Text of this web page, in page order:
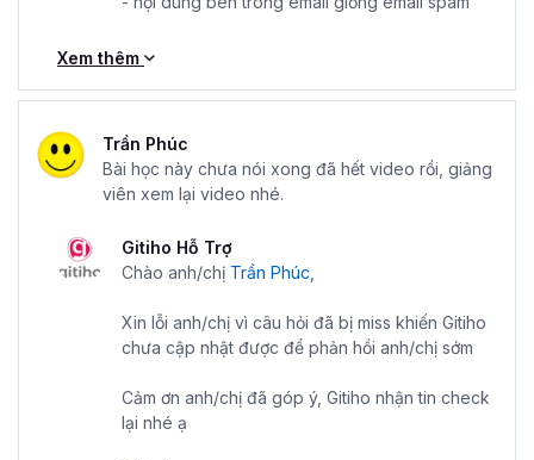
được Gitiho cung cấp giấy chứng nhận đã hoàn thành
Gitiho giúp bạn khẳng định được chuyên môn cũng như
kỹ năng của mình và gây được ấn tượng tốt với nhà tuyển
dụng bởi sự ham học hỏi.
Khóa học Xây dựng Chiến lược Email Marketing A-Z:
Bí quyết Tăng trưởng Bền vững là cơ hội tuyệt vời để
thành công trong lĩnh vực email marketing. Đăng ký
khóa học Email Marketing ngay hôm nay để bắt đầu
hành trình của bạn trong việc tăng doanh số bán
hàng và tiếp cận khách hàng tiềm năng.
Xem thêm
Trần Phúc
Bài học này chưa nói xong đã hết video rồi, giảng
viên xem lại video nhé.
Gitiho Hỗ Trợ
Chào anh/chị Trần Phúc
Xin lỗi anh/chị vì câu hỏi đã bị miss khiến Gitiho
chưa cập nhật được để phản hồi anh/chị sớm
Cảm ơn anh/chị đã góp ý, Gitiho nhận tin check
lại nhé ạ